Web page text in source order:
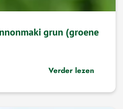
grun (groene
Verder lezen